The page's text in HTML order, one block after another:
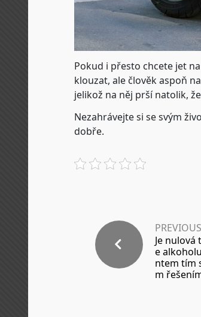
Pokud i přesto chcete jet
klouzat, ale člověk aspoň
jelikož na něj prší natolik,
Nezahrávejte si se svým
dobře.
Je nulová
e
ntem tím
m